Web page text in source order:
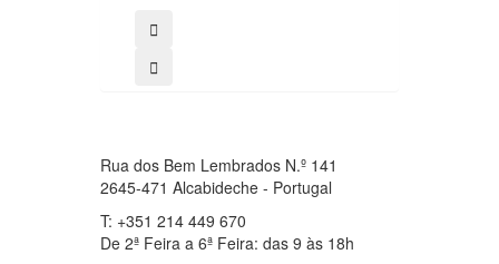
Rua dos Bem Lembrados N.º 141
2645-471 Alcabideche - Portugal
T: +351 214 449 670
De 2ª Feira a 6ª Feira: das 9 às 18h